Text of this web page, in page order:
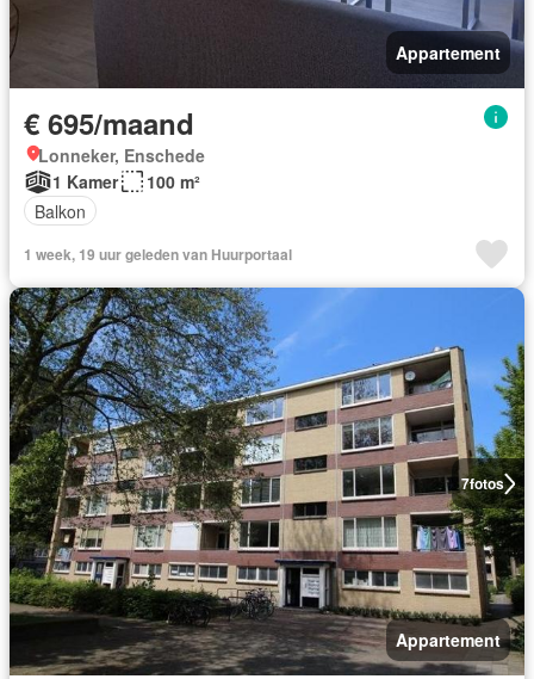
Appartement
€ 695/maand
Lonneker, Enschede
1 Kamer
100 m²
Balkon
1 week, 19 uur geleden van Huurportaal
7fotos
Appartement